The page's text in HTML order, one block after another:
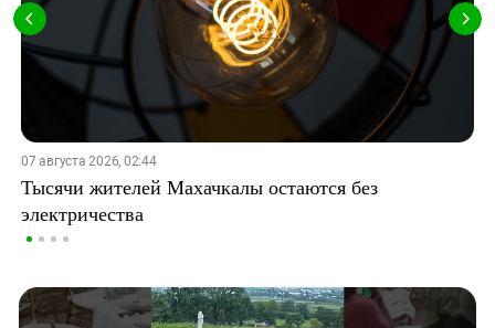
07 августа 2026, 02:44
Тысячи жителей Махачкалы остаются без
электричества